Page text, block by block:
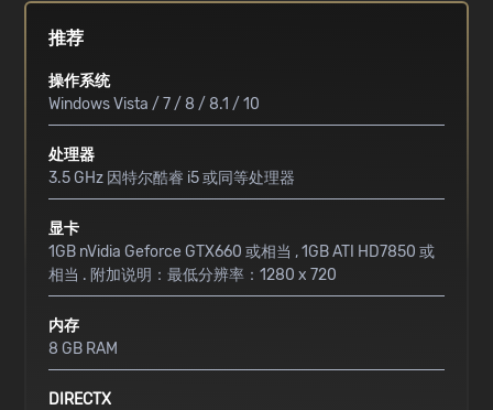
推荐
操作系统
Windows Vista / 7 / 8 / 8.1 / 10
处理器
3.5 GHz 因特尔酷睿 i5 或同等处理器
显卡
1GB nVidia Geforce GTX660 或相当 , 1GB ATI HD7850 或
相当 . 附加说明：最低分辨率：1280 x 720
内存
8 GB RAM
DIRECTX